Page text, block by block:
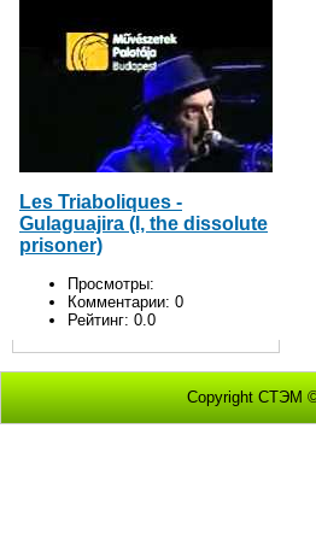
Les Triaboliques -
Gulaguajira (I, the dissolute
prisoner)
Просмотры:
Комментарии: 0
Рейтинг: 0.0
Copyright СТЭМ